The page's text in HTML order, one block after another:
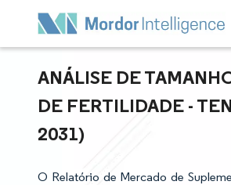
ANÁLISE DE
DE FERTILIDADE -
2031)
O Relatório de Mercado de